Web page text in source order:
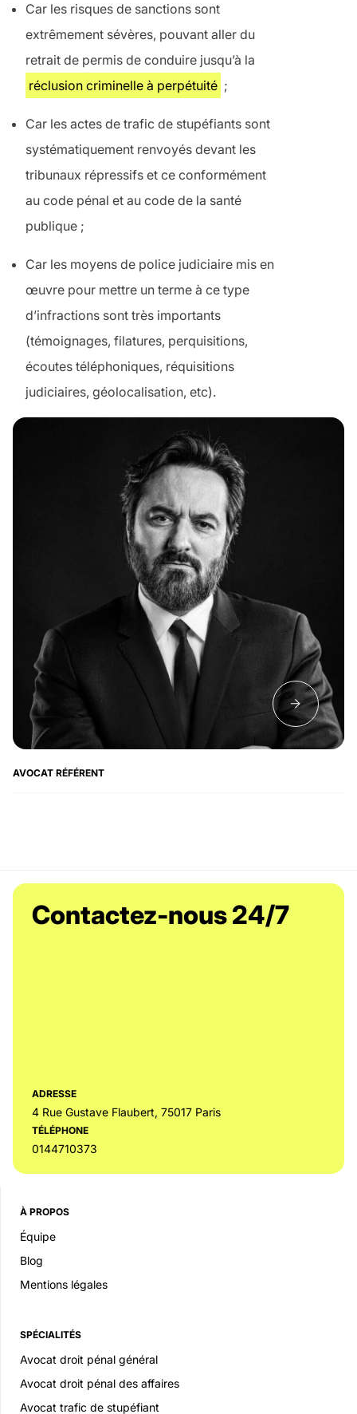
Car les risques de sanctions sont
extrêmement sévères, pouvant aller du
retrait de permis de conduire jusqu’à la
réclusion criminelle à perpétuité ;
Car les actes de trafic de stupéfiants sont
systématiquement renvoyés devant les
tribunaux répressifs et ce conformément
au code pénal et au code de la santé
publique ;
Car les moyens de police judiciaire mis en
œuvre pour mettre un terme à ce type
d’infractions sont très importants
(témoignages, filatures, perquisitions,
écoutes téléphoniques, réquisitions
judiciaires, géolocalisation, etc).
AVOCAT RÉFÉRENT
Contactez-nous 24/7
ADRESSE
4 Rue Gustave Flaubert, 75017 Paris
TÉLÉPHONE
0144710373
À PROPOS
Équipe
Blog
Mentions légales
SPÉCIALITÉS
Avocat droit pénal général
Avocat droit pénal des affaires
Avocat trafic de stupéfiant